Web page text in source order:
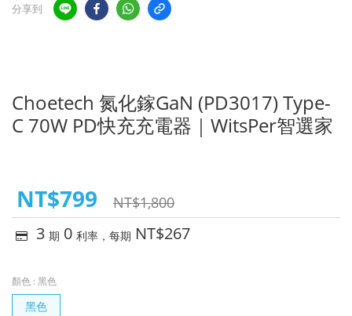
分享到
Choetech 氮化鎵GaN (PD3017) Type-
C 70W PD快充充電器｜WitsPer智選家
NT$1,800
NT$799
3 期 0 利率，每期 NT$267
顏色 : 黑色
黑色